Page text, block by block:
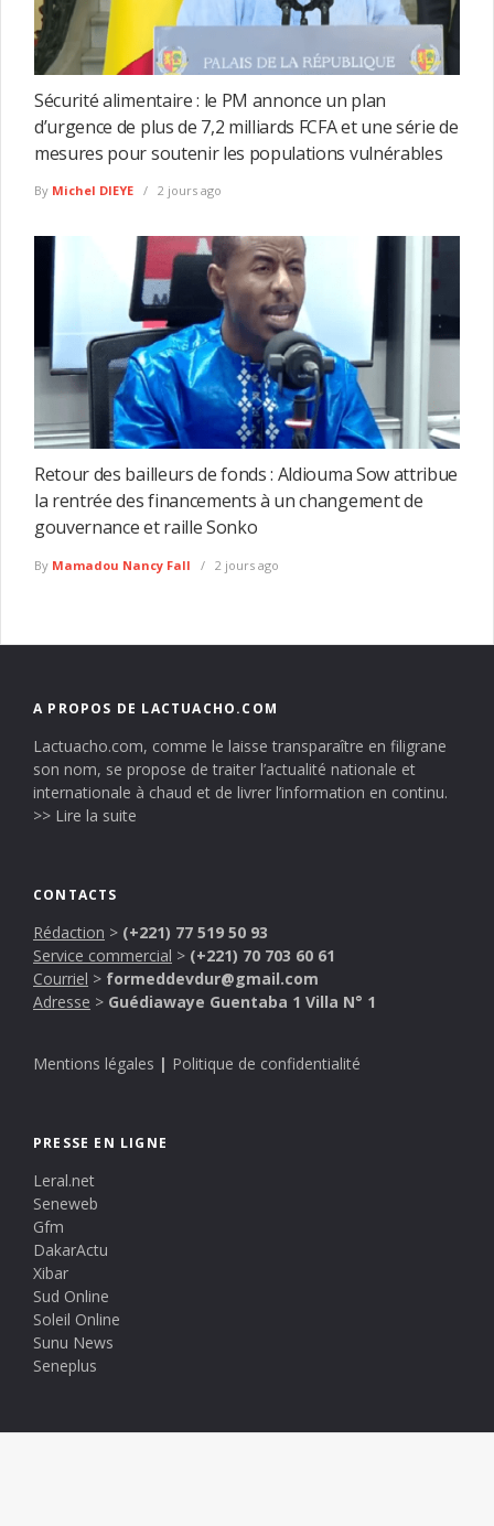
Sécurité alimentaire : le PM annonce un plan
d’urgence de plus de 7,2 milliards FCFA et une série de
mesures pour soutenir les populations vulnérables
By Michel DIEYE 2 jours ago
Retour des bailleurs de fonds : Aldiouma Sow attribue
la rentrée des financements à un changement de
gouvernance et raille Sonko
By Mamadou Nancy Fall 2 jours ago
A PROPOS DE LACTUACHO.COM
Lactuacho.com, comme le laisse transparaître en filigrane
son nom, se propose de traiter l’actualité nationale et
internationale à chaud et de livrer l’information en continu.
>> Lire la suite
CONTACTS
Rédaction > (+221) 77 519 50 93
Service commercial > (+221) 70 703 60 61
Courriel > formeddevdur@gmail.com
Adresse > Guédiawaye Guentaba 1 Villa N° 1
Mentions légales | Politique de confidentialité
PRESSE EN LIGNE
Leral.net
Seneweb
Gfm
DakarActu
Xibar
Sud Online
Soleil Online
Sunu News
Seneplus